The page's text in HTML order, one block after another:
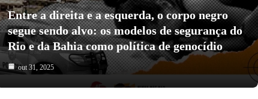
Entre a direita e a esquerda, o corpo negro
segue sendo alvo: os modelos de segurança do
Rio e da Bahia como política de genocídio
out 31, 2025